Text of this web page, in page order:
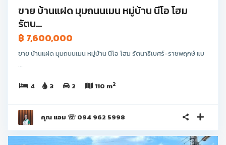
ขาย บ้านแฝด มุมถนนเมน หมู่บ้าน นีโอ โฮม
รัตน...
฿ 7,600,000
ขาย บ้านแฝด มุมถนนเมน หมู่บ้าน นีโอ โฮม รัตนาธิเบศร์-ราชพฤกษ์ แบ
...
4 3 2 110 m2
คุณ แอม ☏ 094 962 5998